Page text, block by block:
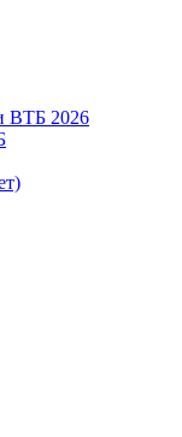
ВТБ 2026